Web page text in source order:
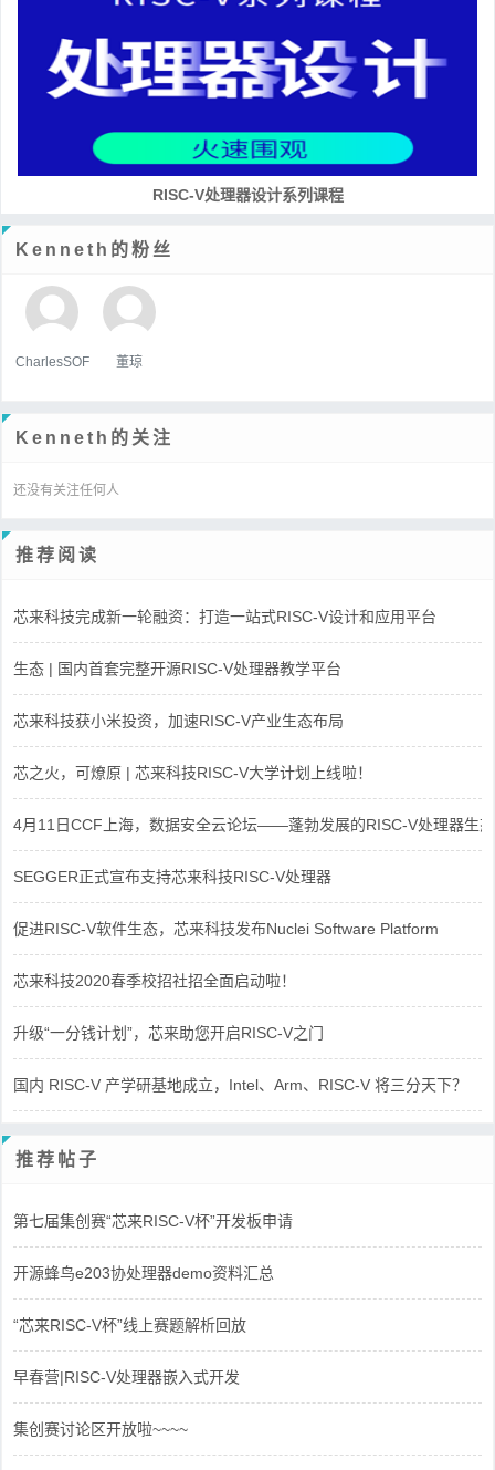
RISC-V处理器设计系列课程
Kenneth的粉丝
CharlesSOF 董琼
Kenneth的关注
还没有关注任何人
推荐阅读
芯来科技完成新一轮融资：打造一站式RISC-V设计和应用平台
生态 | 国内首套完整开源RISC-V处理器教学平台
芯来科技获小米投资，加速RISC-V产业生态布局
芯之火，可燎原 | 芯来科技RISC-V大学计划上线啦！
4月11日CCF上海，数据安全云论坛——蓬勃发展的RISC-V处理器生态
SEGGER正式宣布支持芯来科技RISC-V处理器
促进RISC-V软件生态，芯来科技发布Nuclei Software Platform
芯来科技2020春季校招社招全面启动啦！
升级“一分钱计划”，芯来助您开启RISC-V之门
国内 RISC-V 产学研基地成立，Intel、Arm、RISC-V 将三分天下？
推荐帖子
第七届集创赛“芯来RISC-V杯”开发板申请
开源蜂鸟e203协处理器demo资料汇总
“芯来RISC-V杯”线上赛题解析回放
早春营|RISC-V处理器嵌入式开发
集创赛讨论区开放啦~~~~